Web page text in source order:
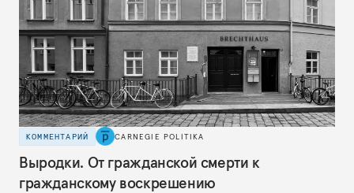
КОММЕНТАРИЙ CARNEGIE POLITIKA
Выродки. От гражданской смерти к
гражданскому воскрешению